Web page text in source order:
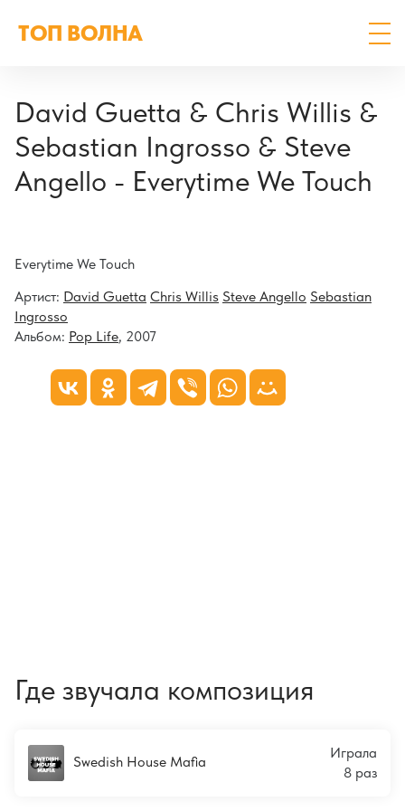
ТОП ВОЛНА
David Guetta & Chris Willis &
Sebastian Ingrosso & Steve
Angello - Everytime We Touch
Everytime We Touch
Артист: David Guetta Chris Willis Steve Angello Sebastian
Ingrosso
Альбом: Pop Life, 2007
Где звучала композиция
Swedish House Mafia
Играла
8 раз